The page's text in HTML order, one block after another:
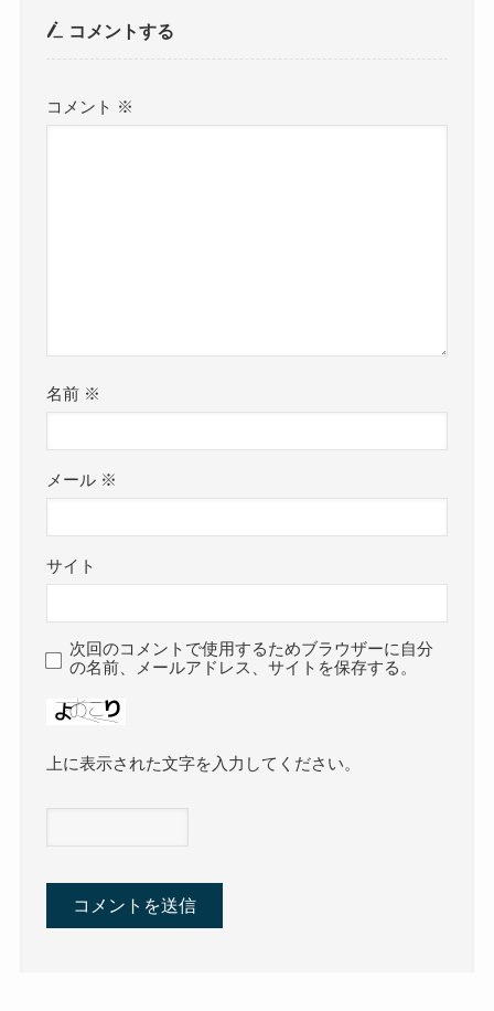
コメントする
コメント ※
名前 ※
メール ※
サイト
次回のコメントで使用するためブラウザーに自分
の名前、メールアドレス、サイトを保存する。
上に表示された文字を入力してください。